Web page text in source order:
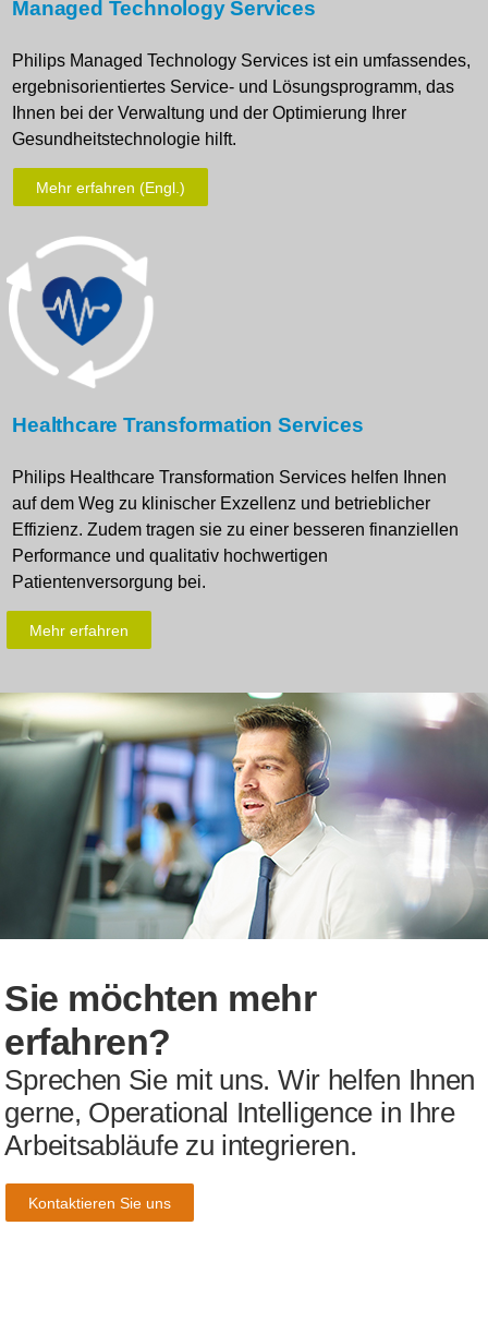
Managed Technology Services
Philips Managed Technology Services ist ein umfassendes,
ergebnisorientiertes Service- und Lösungsprogramm, das
Ihnen bei der Verwaltung und der Optimierung Ihrer
Gesundheitstechnologie hilft.
Mehr erfahren (Engl.)
Healthcare Transformation Services
Philips Healthcare Transformation Services helfen Ihnen
auf dem Weg zu klinischer Exzellenz und betrieblicher
Effizienz. Zudem tragen sie zu einer besseren finanziellen
Performance und qualitativ hochwertigen
Patientenversorgung bei.
Mehr erfahren
Sie möchten mehr
erfahren?
Sprechen Sie mit uns. Wir helfen Ihnen
gerne, Operational Intelligence in Ihre
Arbeitsabläufe zu integrieren.
Kontaktieren Sie uns